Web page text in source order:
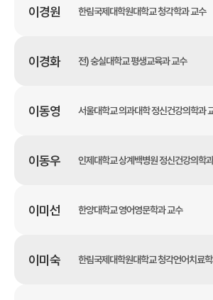
이경원 한림국제대학원대학교 청각학과 교수
이경화 전) 숭실대학교 평생교육과 교수
이동영 서울대학교 의과대학 정신건강의학과
이동우 인제대학교 상계백병원 정신건강의학
이미선 한양대학교 영어영문학과 교수
이미숙 한림국제대학원대학교 청각언어치료